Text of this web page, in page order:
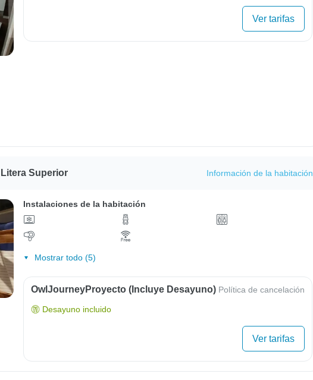
Ver tarifas
Superior Información de la habitación
Instalaciones de la habitación
Mostrar todo (5)
OwlJourneyProyecto (Incluye Desayuno) Política de cancelación
Desayuno incluido
Ver tarifas